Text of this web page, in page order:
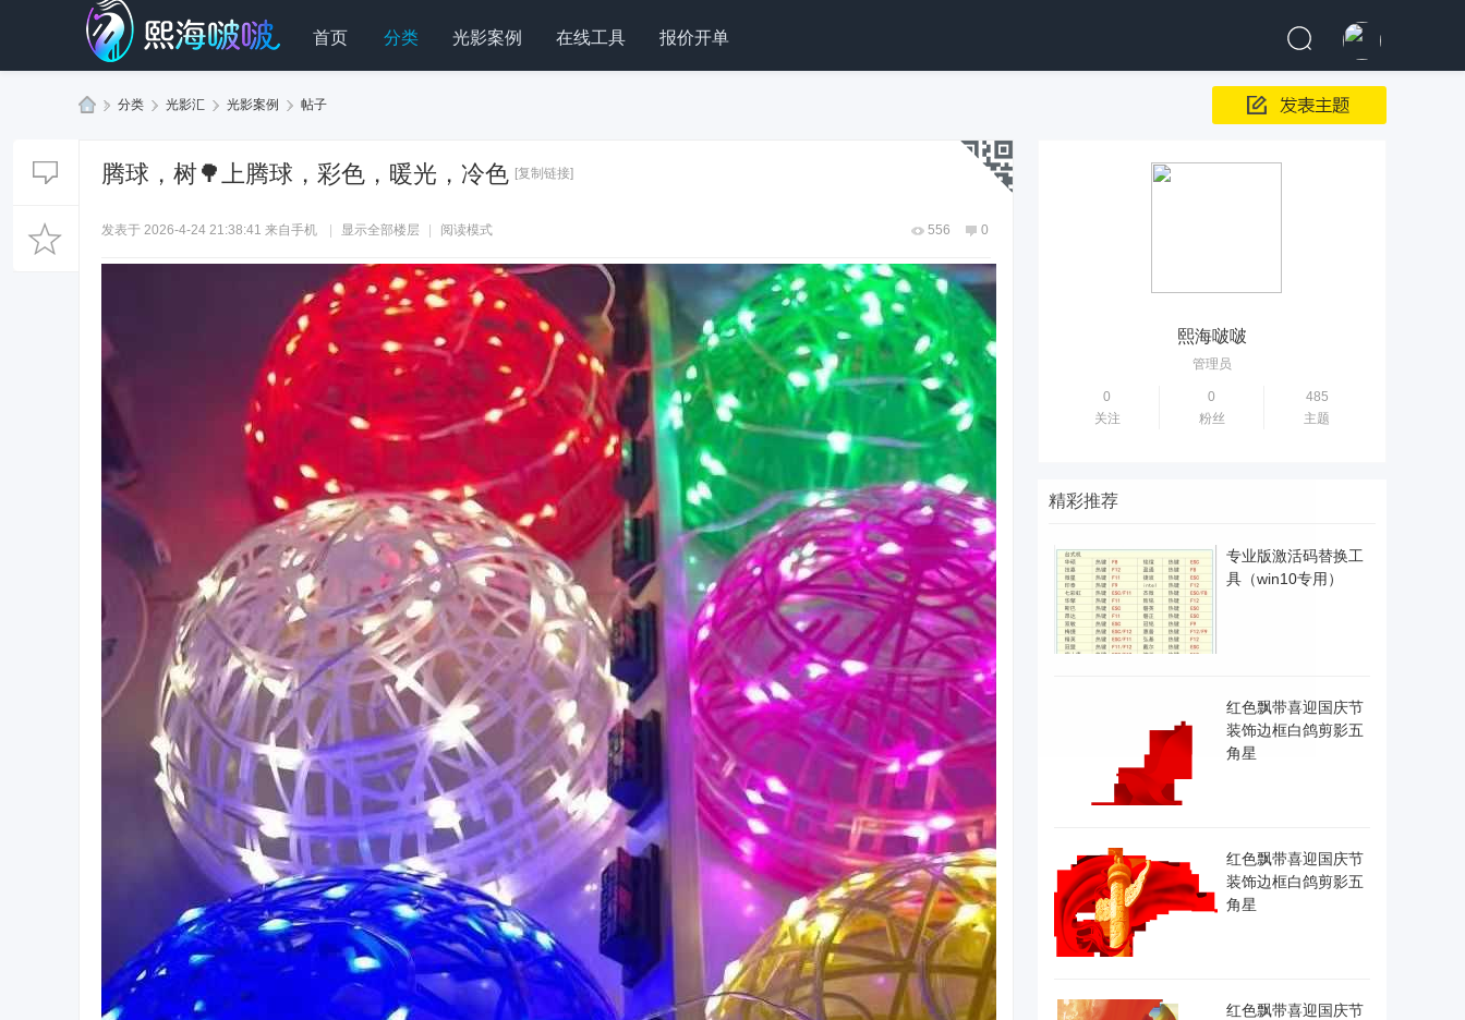
首页 分类 光影案例 在线工具 报价开单
» 分类 › 光影汇 › 光影案例 › 帖子
腾球，树🌳上腾球，彩色，暖光，冷色 [复制链接]
556 0
发表于 2026-4-24 21:38:41 来自手机 显示全部楼层 阅读模式
熙海啵啵
管理员
0
关注
0
粉丝
485
主题
精彩推荐
专业版激活码替换工
具（win10专用）
红色飘带喜迎国庆节
装饰边框白鸽剪影五
角星
红色飘带喜迎国庆节
装饰边框白鸽剪影五
角星
红色飘带喜迎国庆节